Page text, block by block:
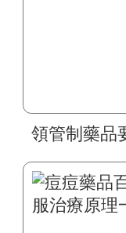
領管制藥品